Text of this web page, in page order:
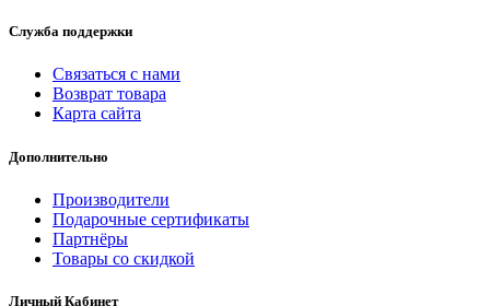
Служба поддержки
Связаться с нами
Возврат товара
Карта сайта
Дополнительно
Производители
Подарочные сертификаты
Партнёры
Товары со скидкой
Личный Кабинет